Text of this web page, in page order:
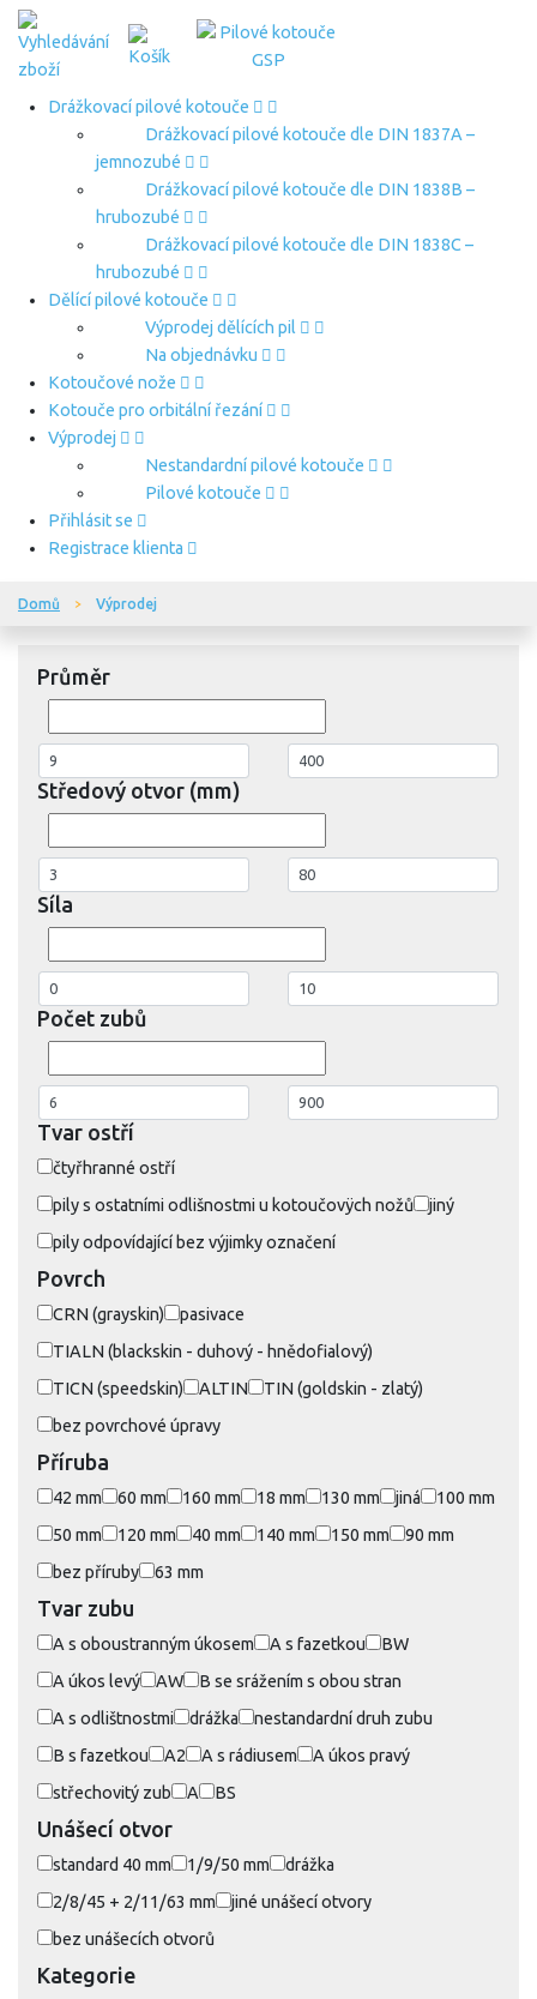
Drážkovací pilové kotouče
Drážkovací pilové kotouče dle DIN 1837A –
jemnozubé
Drážkovací pilové kotouče dle DIN 1838B –
hrubozubé
Drážkovací pilové kotouče dle DIN 1838C –
hrubozubé
Dělící pilové kotouče
Výprodej dělících pil
Na objednávku
Kotoučové nože
Kotouče pro orbitální řezání
Výprodej
Nestandardní pilové kotouče
Pilové kotouče
Přihlásit se
Registrace klienta
Domů Výprodej
Průměr
Středový otvor (mm)
Síla
Počet zubů
Tvar ostří
čtyřhranné ostří
pily s ostatními odlišnostmi u kotoučovÿch nožů
jiný
pily odpovídající bez výjimky označení
Povrch
CRN (grayskin)
pasivace
TIALN (blackskin - duhový - hnědofialový)
TICN (speedskin)
ALTIN
TIN (goldskin - zlatý)
bez povrchové úpravy
Příruba
42 mm 60 mm 160 mm 18 mm 130 mm jiná
100 mm
50 mm
120 mm 40 mm 140 mm 150 mm
90 mm
bez příruby
63 mm
Tvar zubu
A s oboustranným úkosem A s fazetkou
BW
A úkos levý
AW
B se srážením s obou stran
A s odlištnostmi
drážka
nestandardní druh zubu
B s fazetkou
A2 A s rádiusem
A úkos pravý
střechovitý zub
A BS
Unášecí otvor
standard 40 mm 1/9/50 mm
drážka
2/8/45 + 2/11/63 mm
jiné unášecí otvory
bez unášecích otvorů
Kategorie